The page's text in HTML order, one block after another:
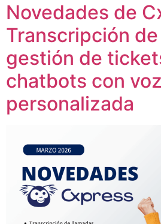
Novedades de
Transcripción
gestión de
chatbots con voz
personalizada